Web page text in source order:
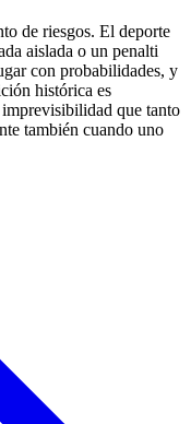
de riesgos. El deporte
aislada o un penalti
con probabilidades, y
histórica es
que tanto
también cuando uno